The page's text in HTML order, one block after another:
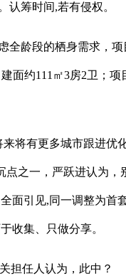
筹时间,若有侵权。
龄段的栖身需求，
约111㎡3房2卫；
有更多城市跟进优
之一，严跃进认为
引见,同一调整为首
收集、只做分享。
担任人认为，此中？